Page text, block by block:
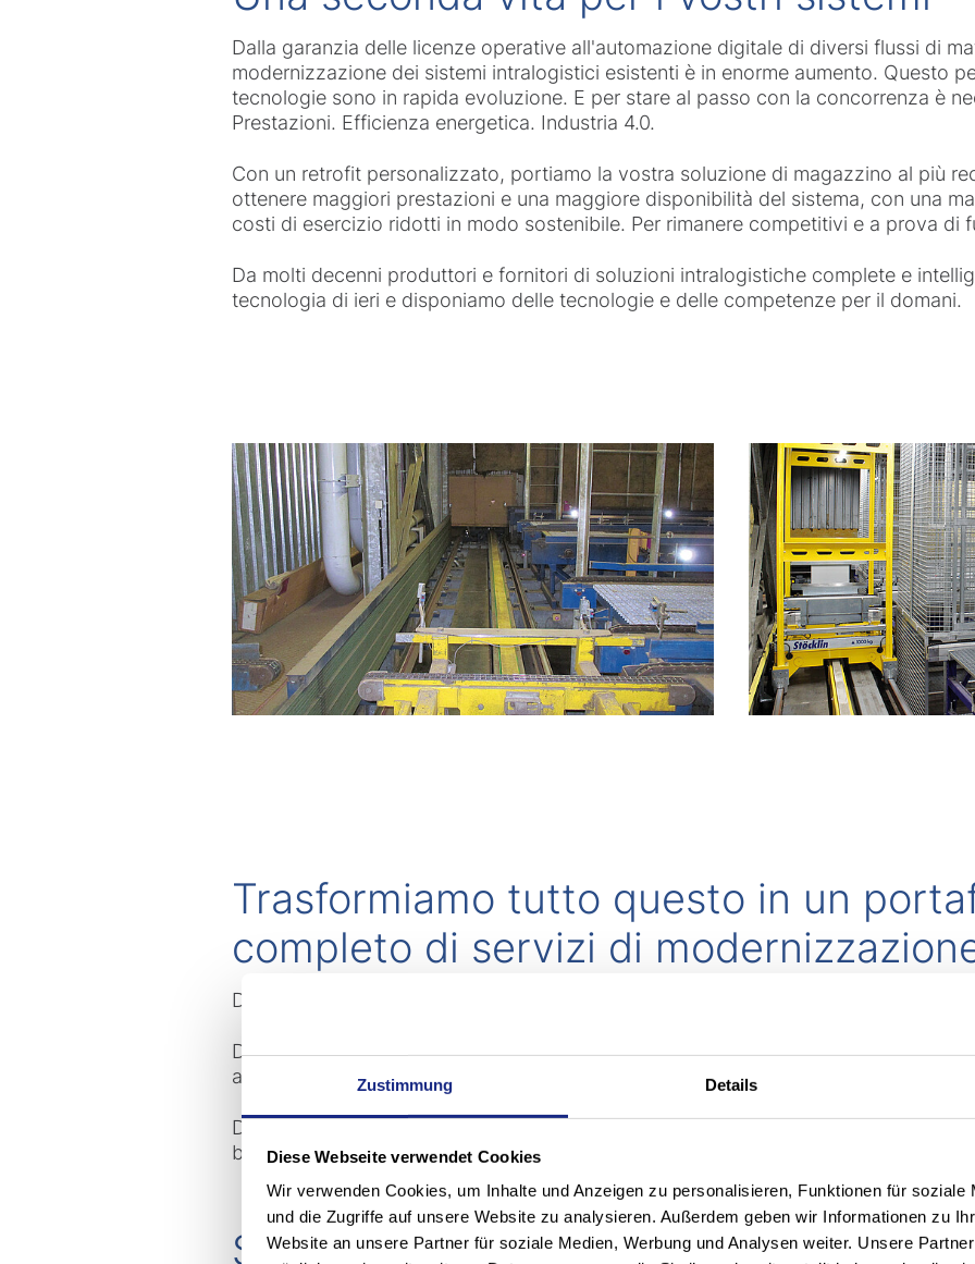
Zustimmung Details
Diese Webseite verwendet Cookies
Wir verwenden Cookies, um Inhalte und Anzeigen zu personalisieren, Funktionen für soziale
und die Zugriffe auf unsere Website zu analysieren. Außerdem geben wir Informationen zu
Website an unsere Partner für soziale Medien, Werbung und Analysen weiter. Unsere
Dalla garanzia delle licenze operative all'automazione digitale di diversi flussi di
modernizzazione dei sistemi intralogistici esistenti è in enorme aumento. Questo
tecnologie sono in rapida evoluzione. E per stare al passo con la concorrenza è
Prestazioni. Efficienza energetica. Industria 4.0.
Con un retrofit personalizzato, portiamo la vostra soluzione di magazzino al più
ottenere maggiori prestazioni e una maggiore disponibilità del sistema, con una
costi di esercizio ridotti in modo sostenibile. Per rimanere competitivi e a prova di
Da molti decenni produttori e fornitori di soluzioni intralogistiche complete e
tecnologia di ieri e disponiamo delle tecnologie e delle competenze per il domani.
Trasformiamo tutto questo in un
completo di servizi di
Dalla consulenza per la modernizzazione al retrofit per magazzini intralogistici
Dalla sostituzione di controlli meccanici e di sistema o di singoli componenti e
all'eliminazione di danni alle macchine dovuti a incidenti e al rinnovo dei sistemi di
Dall'adeguamento agli standard e alle norme di sicurezza vigenti al collegamento
business intelligence.
Soluzioni a basso consumo e a bassa